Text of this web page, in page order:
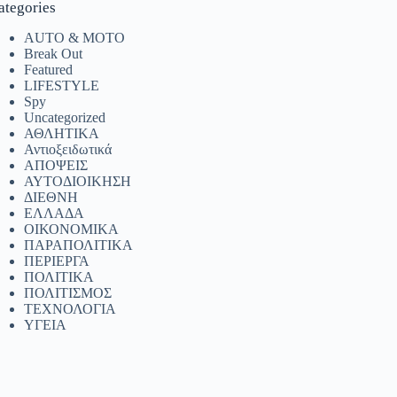
AUTO & MOTO
Break Out
Featured
LIFESTYLE
Spy
Uncategorized
ΑΘΛΗΤΙΚΑ
Αντιοξειδωτικά
ΑΠΟΨΕΙΣ
ΑΥΤΟΔΙΟΙΚΗΣΗ
ΔΙΕΘΝΗ
ΕΛΛΑΔΑ
ΟΙΚΟΝΟΜΙΚΑ
ΠΑΡΑΠΟΛΙΤΙΚΑ
ΠΕΡΙΕΡΓΑ
ΠΟΛΙΤΙΚΑ
ΠΟΛΙΤΙΣΜΟΣ
ΤΕΧΝΟΛΟΓΙΑ
ΥΓΕΙΑ